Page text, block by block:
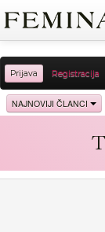
Prijava Registracija
Sreća
NAJNOVIJI ČLANCI